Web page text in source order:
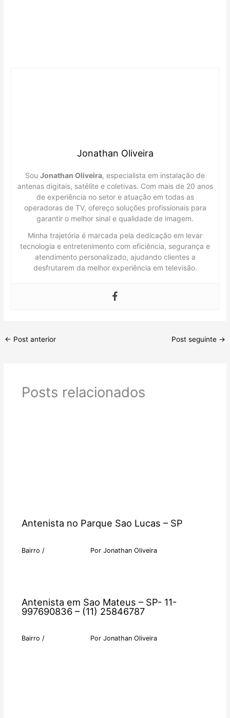
Jonathan Oliveira
Sou Jonathan Oliveira, especialista em instalação de
antenas digitais, satélite e coletivas. Com mais de 20 anos
de experiência no setor e atuação em todas as
operadoras de TV, ofereço soluções profissionais para
garantir o melhor sinal e qualidade de imagem.
Minha trajetória é marcada pela dedicação em levar
tecnologia e entretenimento com eficiência, segurança e
atendimento personalizado, ajudando clientes a
desfrutarem da melhor experiência em televisão.
← Post anterior Post seguinte →
Posts relacionados
Antenista no Parque Sao Lucas – SP
Bairro / Por Jonathan Oliveira
Antenista em Sao Mateus – SP- 11-
997690836 – (11) 25846787
Bairro / Por Jonathan Oliveira